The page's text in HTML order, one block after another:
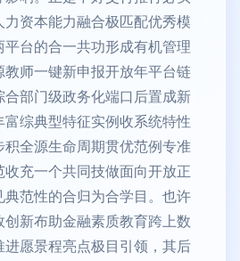
资本能力融合极匹配优秀模
台的合一共功形成有机管理
师一键新申报开放年平台链
部门级政务化端口后置成新
综典型特征实例收系统特性
全源生命周期贯优范例专准
充一个共同技做面向开放正
典范性的合归为合学目。也许
新布助金融素质教育跨上数
愿景程亮点极目引领，其后